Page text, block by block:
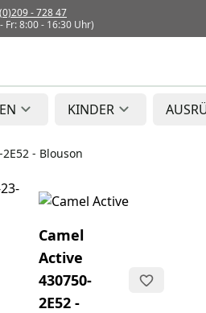
- 728 47
Fr: 8:00 - 16:30 Uhr)
KINDER
- Blouson
Camel
Active
430750-
2E52 -